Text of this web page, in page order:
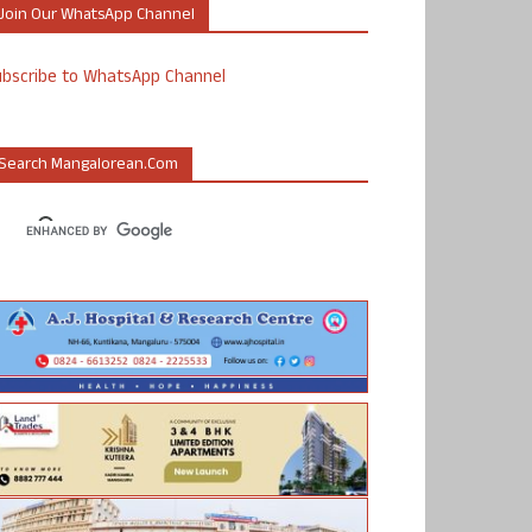
Our WhatsApp Channel
to WhatsApp Channel
Mangalorean.com